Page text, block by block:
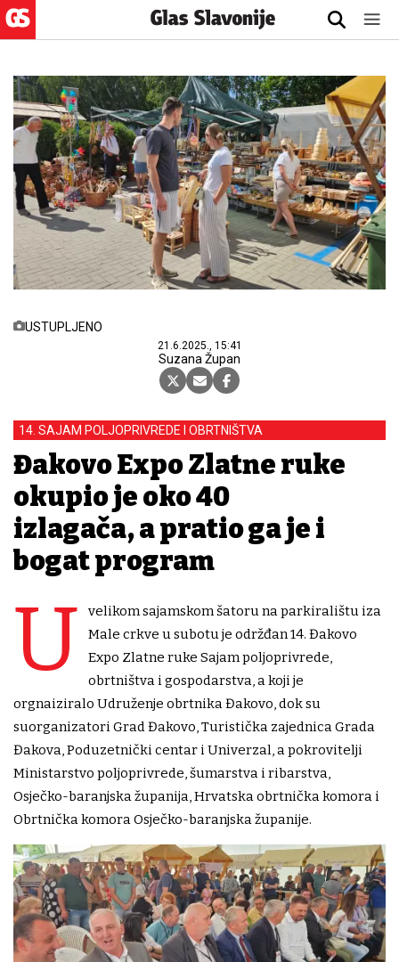
USTUPLJENO
21.6.2025., 15:41
Suzana Župan
14. SAJAM POLJOPRIVREDE I OBRTNIŠTVA
Đakovo Expo Zlatne ruke
okupio je oko 40
izlagača, a pratio ga je i
bogat program
U
velikom sajamskom šatoru na parkiralištu iza
Male crkve u subotu je održđan 14. Đakovo
Expo Zlatne ruke Sajam poljoprivrede,
obrtništva i gospodarstva, a koji je
orgnaiziralo Udruženje obrtnika Đakovo, dok su
suorganizatori Grad Đakovo, Turistička zajednica Grada
Đakova, Poduzetnički centar i Univerzal, a pokrovitelji
Ministarstvo poljoprivrede, šumarstva i ribarstva,
Osječko-baranjska županija, Hrvatska obrtnička komora i
Obrtnička komora Osječko-baranjska županije.